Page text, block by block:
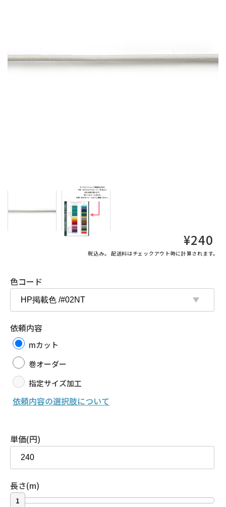
通
常
¥240
税込み。 配送料はチェックアウト時に計算されます。
依頼内容の選択肢について
色コード
依頼内容
mカット
巻オーダー
指定サイズ加工
単価(円)
長さ(m)
1